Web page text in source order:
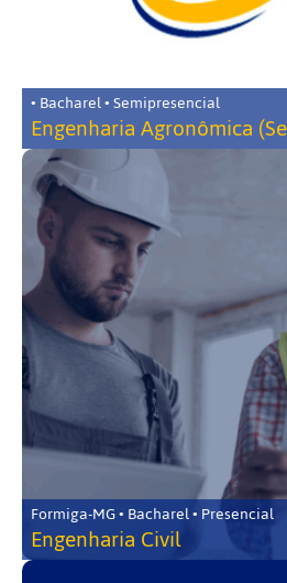
• Bacharel • Semipresencial
Engenharia Agronômica
Formiga-MG • Bacharel • Presencial
Engenharia Civil